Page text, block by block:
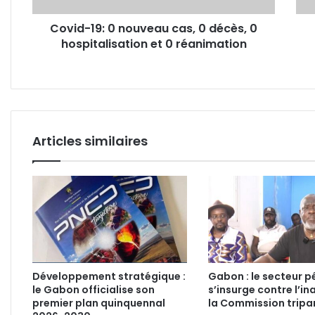
hospitalisation
Covid-19: 0 nouveau cas, 0 décès, 0
hospitalisation et 0 réanimation
Articles similaires
Développement stratégique :
le Gabon officialise son
premier plan quinquennal
Gabon : le secteur
s’insurge contre
la Commission